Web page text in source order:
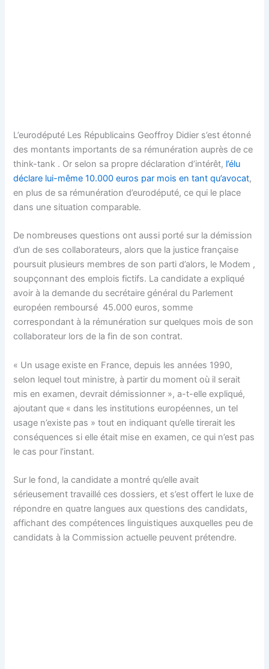
L’eurodéputé Les Républicains Geoffroy Didier s’est étonné
des montants importants de sa rémunération auprès de ce
think-tank . Or selon sa propre déclaration d’intérêt, l’élu
déclare lui-même 10.000 euros par mois en tant qu’avocat,
en plus de sa rémunération d’eurodéputé, ce qui le place
dans une situation comparable.
De nombreuses questions ont aussi porté sur la démission
d’un de ses collaborateurs, alors que la justice française
poursuit plusieurs membres de son parti d’alors, le Modem ,
soupçonnant des emplois fictifs. La candidate a expliqué
avoir à la demande du secrétaire général du Parlement
européen remboursé 45.000 euros, somme
correspondant à la rémunération sur quelques mois de son
collaborateur lors de la fin de son contrat.
« Un usage existe en France, depuis les années 1990,
selon lequel tout ministre, à partir du moment où il serait
mis en examen, devrait démissionner », a-t-elle expliqué,
ajoutant que « dans les institutions européennes, un tel
usage n’existe pas » tout en indiquant qu’elle tirerait les
conséquences si elle était mise en examen, ce qui n’est pas
le cas pour l’instant.
Sur le fond, la candidate a montré qu’elle avait
sérieusement travaillé ces dossiers, et s’est offert le luxe de
répondre en quatre langues aux questions des candidats,
affichant des compétences linguistiques auxquelles peu de
candidats à la Commission actuelle peuvent prétendre.